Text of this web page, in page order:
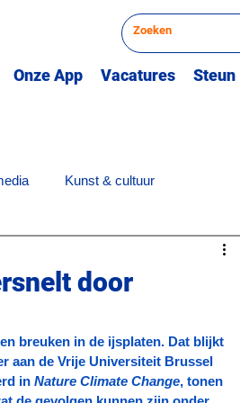
Onze App Vacatures Steun
Kunst & cultuur
Quiz
door
breuken in de ijsplaten. Dat blijkt
aan de Vrije Universiteit Brussel
in Nature Climate Change, tonen